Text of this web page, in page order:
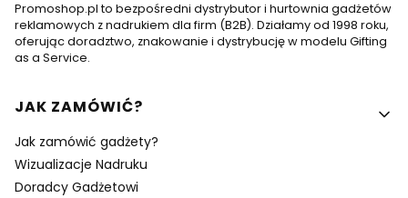
Promoshop.pl to bezpośredni dystrybutor i hurtownia gadżetów
reklamowych z nadrukiem dla firm (B2B). Działamy od 1998 roku,
oferując doradztwo, znakowanie i dystrybucję w modelu Gifting
as a Service.
Linki w stopce
JAK ZAMÓWIĆ?
Jak zamówić gadżety?
Wizualizacje Nadruku
Doradcy Gadżetowi